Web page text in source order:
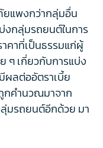
ยแพงกว่ากลุ่มอื่น
งกลุ่มรถยนต์ในการ
คาที่เป็นธรรมแก่ผู้
ๆ เกี่ยวกับการแบ่ง
ผลต่ออัตราเบี้ย
กคำนวณมาจาก
มรถยนต์อีกด้วย มา